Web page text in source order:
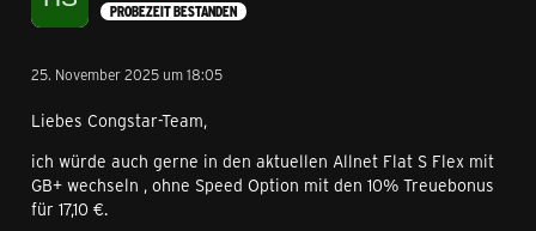
PROBEZEIT BESTANDEN
25. November 2025 um 18:05
Liebes Congstar-Team,
ich würde auch gerne in den aktuellen Allnet Flat S Flex mit
GB+ wechseln , ohne Speed Option mit den 10% Treuebonus
für 17,10 €.